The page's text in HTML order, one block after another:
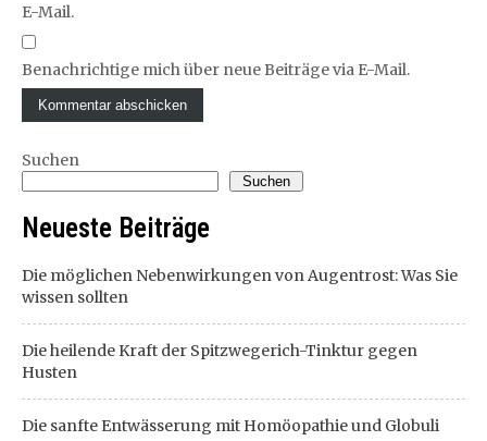
E-Mail.
Benachrichtige mich über neue Beiträge via E-Mail.
Suchen
Suchen
Neueste Beiträge
Die möglichen Nebenwirkungen von Augentrost: Was Sie
wissen sollten
Die heilende Kraft der Spitzwegerich-Tinktur gegen
Husten
Die sanfte Entwässerung mit Homöopathie und Globuli